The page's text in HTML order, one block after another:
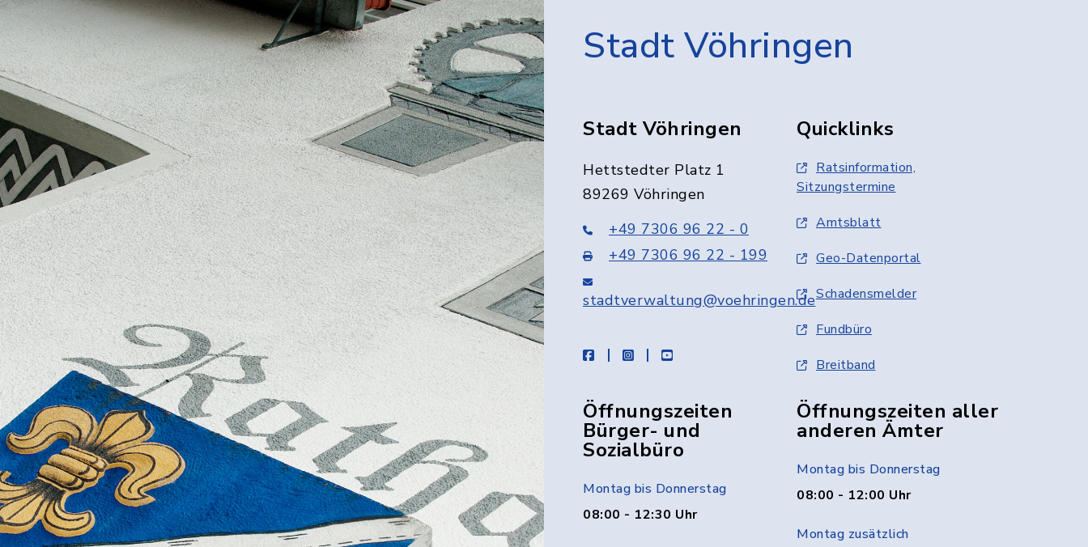
Stadt Vöhringen
Stadt Vöhringen
Hettstedter Platz 1
89269 Vöhringen
+49 7306 96 22 - 0
+49 7306 96 22 - 199
stadtverwaltung@voehringen.de
facebookinstagramyoutube
Quicklinks
Ratsinformation,
Sitzungstermine
Amtsblatt
Geo-Datenportal
Schadensmelder
Fundbüro
Breitband
Öffnungszeiten
Bürger- und
Sozialbüro
Montag bis Donnerstag
08:00 - 12:30 Uhr
Öffnungszeiten aller
anderen Ämter
Montag bis Donnerstag
08:00 - 12:00 Uhr
Montag zusätzlich